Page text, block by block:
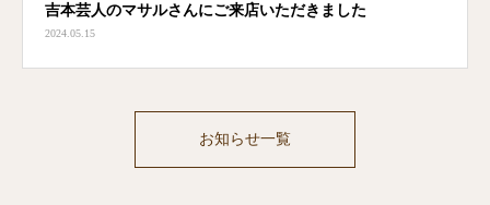
吉本芸人のマサルさんにご来店いただきました
2024.05.15
お知らせ一覧